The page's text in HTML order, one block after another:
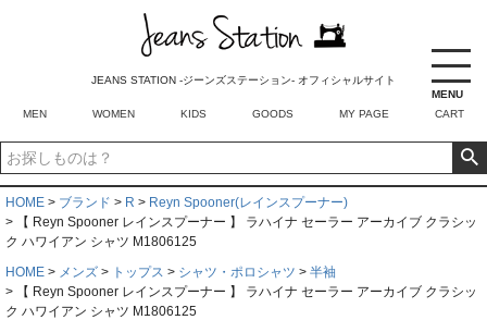
MENU
JEANS STATION -ジーンズステーション- オフィシャルサイト
MEN WOMEN KIDS GOODS MY PAGE CART
HOME ブランド R
Reyn Spooner(レインスプーナー)
【 Reyn Spooner レインスプーナー 】 ラハイナ セーラー アーカイブ クラシッ
ク ハワイアン シャツ M1806125
HOME
メンズ トップス シャツ・ポロシャツ
半袖
【 Reyn Spooner レインスプーナー 】 ラハイナ セーラー アーカイブ クラシッ
ク ハワイアン シャツ M1806125